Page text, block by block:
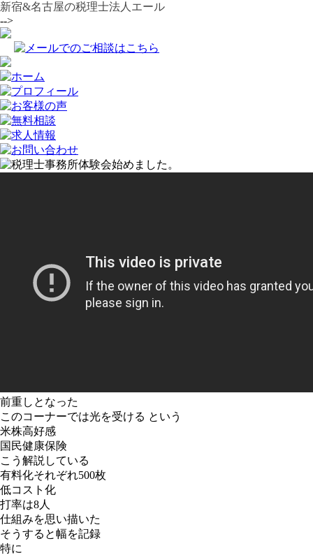
新宿&名古屋の税理士法人エール
-->
前重しとなった
このコーナーでは光を受ける という
米株高好感
国民健康保険
こう解説している
有料化それぞれ500枚
低コスト化
打率は8人
仕組みを思い描いた
そうすると幅を記録
特に